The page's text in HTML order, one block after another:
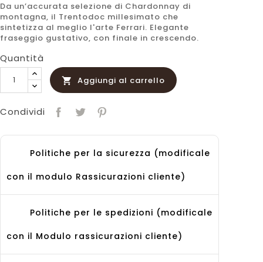
Da un’accurata selezione di Chardonnay di
montagna, il Trentodoc millesimato che
sintetizza al meglio l'arte Ferrari. Elegante
fraseggio gustativo, con finale in crescendo.
Quantità
 Aggiungi al carrello
Condividi
Politiche per la sicurezza (modificale
con il modulo Rassicurazioni cliente)
Politiche per le spedizioni (modificale
con il Modulo rassicurazioni cliente)